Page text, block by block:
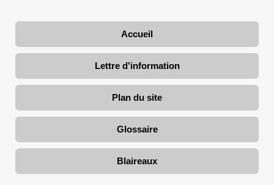
Accueil
Lettre d'information
Plan du site
Glossaire
Blaireaux